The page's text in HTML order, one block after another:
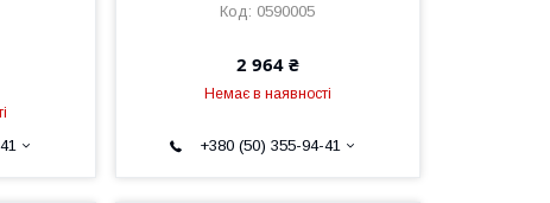
0590005
2 964 ₴
Немає в наявності
+380 (50) 355-94-41